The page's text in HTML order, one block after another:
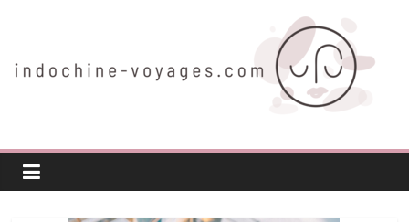
indochine-
voyages.com
Voyager